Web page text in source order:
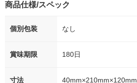
商品仕様/スペック
個別包装 なし
賞味期限 180日
寸法 40mm×210mm×120mm